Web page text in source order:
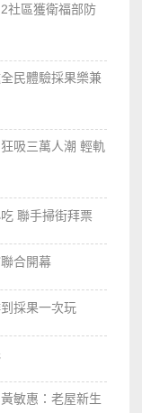
社區獲衛福部防
民體驗採果樂兼
吸三萬人潮 輕軌
聯手掃街拜票
合開幕
採果一次玩
敏惠：老屋新生